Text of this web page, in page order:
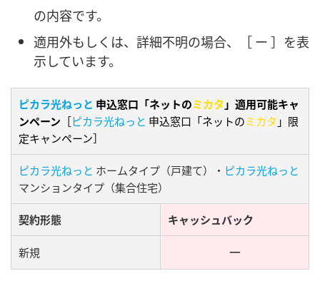
の内容です。
適用外もしくは、詳細不明の場合、［ ー ］を表
示しています。
ピカラ光ねっと 申込窓口「ネットのミカタ」適用可能キャ
ンペーン ［ピカラ光ねっと 申込窓口「ネットのミカタ 」限
定キャンペーン］
ピカラ光ねっと ホームタイプ（戸建て）・ ピカラ光ねっと
マンションタイプ（集合住宅）
契約形態 キャッシュバック
新規 ー